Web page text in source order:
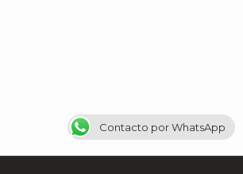
Contacto por WhatsApp